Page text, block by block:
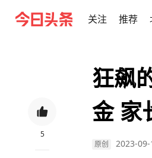
关注 推荐
5
狂飙
金 家
原创 2023-